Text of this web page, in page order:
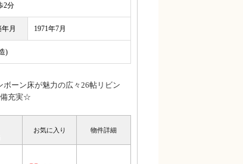
分
月 1971年7月
)
ーン床が魅力の広々26帖リビン
充実☆
お気に入り 物件詳細